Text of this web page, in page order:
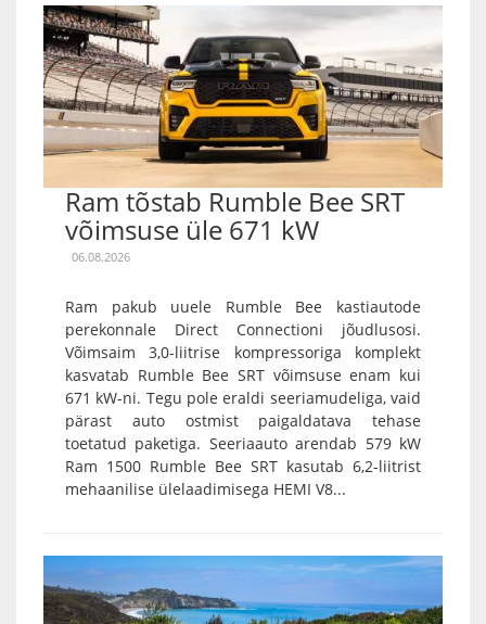
Ram tõstab Rumble Bee SRT
võimsuse üle 671 kW
06.08.2026
Ram pakub uuele Rumble Bee kastiautode
perekonnale Direct Connectioni jõudlusosi.
Võimsaim 3,0-liitrise kompressoriga komplekt
kasvatab Rumble Bee SRT võimsuse enam kui
671 kW-ni. Tegu pole eraldi seeriamudeliga, vaid
pärast auto ostmist paigaldatava tehase
toetatud paketiga. Seeriaauto arendab 579 kW
Ram 1500 Rumble Bee SRT kasutab 6,2-liitrist
mehaanilise ülelaadimisega HEMI V8...